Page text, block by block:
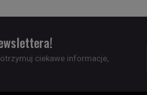
ciekawe informacje,